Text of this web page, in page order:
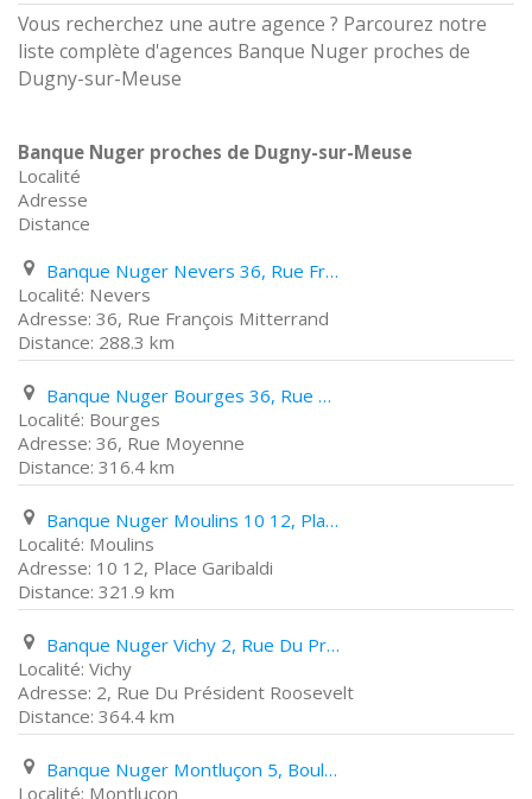
Vous recherchez une autre agence ? Parcourez notre
liste complète d'agences Banque Nuger proches de
Dugny-sur-Meuse
Banque Nuger proches de Dugny-sur-Meuse
Localité
Adresse
Distance
Banque Nuger Nevers 36, Rue François Mitterrand
Nevers
36, Rue François Mitterrand
288.3 km
Banque Nuger Bourges 36, Rue Moyenne
Bourges
36, Rue Moyenne
316.4 km
Banque Nuger Moulins 10 12, Place Garibaldi
Moulins
10 12, Place Garibaldi
321.9 km
Banque Nuger Vichy 2, Rue Du Président Roosevelt
Vichy
2, Rue Du Président Roosevelt
364.4 km
Banque Nuger Montluçon 5, Boulevard de Courtais
Montluçon